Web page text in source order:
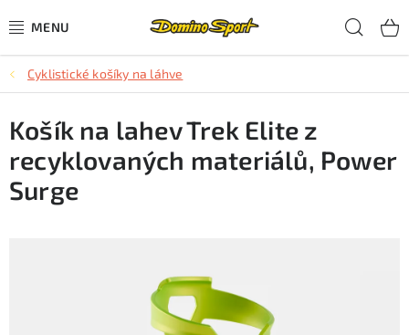
na
CYKLISTIKA
SJEZDOVÉ LYŽOVÁNÍ
SKIALPOVÉ LYŽOVÁNÍ
Cyklistické košíky na láhve
Košík na lahev Trek Elite z
recyklovaných materiálů, Power
Surge